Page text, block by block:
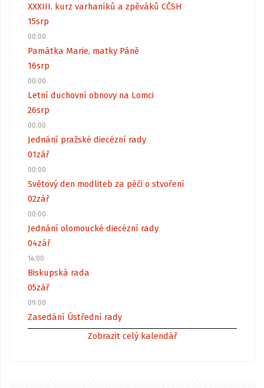
XXXIII. kurz varhaníků a zpěváků CČSH
15srp
00:00
Památka Marie, matky Páně
16srp
00:00
Letní duchovní obnovy na Lomci
26srp
00:00
Jednání pražské diecézní rady
01zář
00:00
Světový den modliteb za péči o stvoření
02zář
00:00
Jednání olomoucké diecézní rady
04zář
14:00
Biskupská rada
05zář
09:00
Zasedání Ústřední rady
Zobrazit celý kalendář